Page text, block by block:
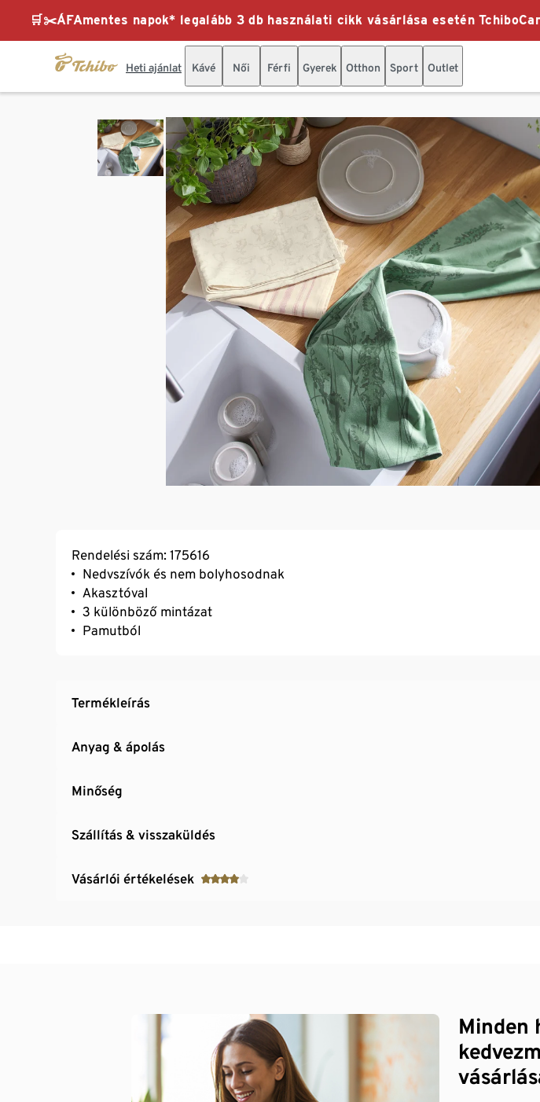
🛒✂️ÁFAmentes napok* legalább 3 db használati cikk vásárlása esetén
Heti ajánlat Kávé Női Férfi Gyerek Otthon Sport Outlet
Rendelési szám: 175616
Nedvszívók és nem bolyhosodnak
Akasztóval
3 különböző mintázat
Pamutból
Termékleírás
Anyag & ápolás
Minőség
Szállítás & visszaküldés
Vásárlói értékelések
Minden